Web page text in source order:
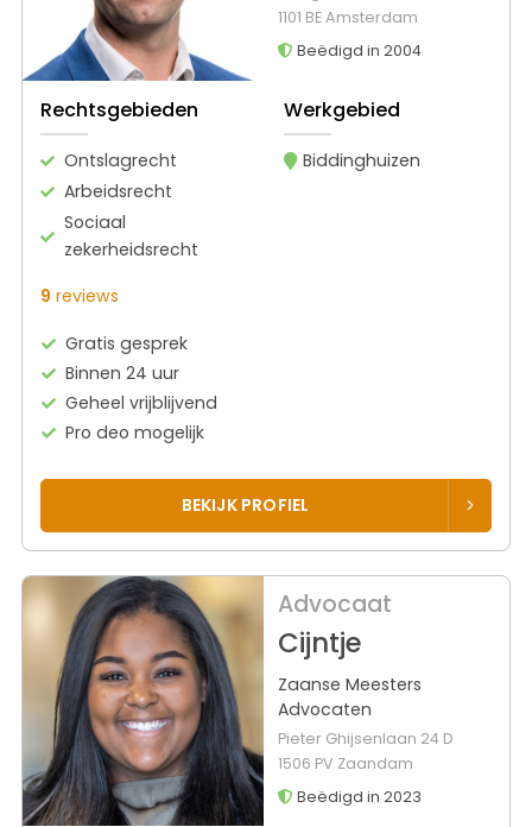
1101 BE Amsterdam
Beëdigd in 2004
Rechtsgebieden
Ontslagrecht
Arbeidsrecht
Sociaal
zekerheidsrecht
Werkgebied
Biddinghuizen
9 reviews
Gratis gesprek
Binnen 24 uur
Geheel vrijblijvend
Pro deo mogelijk
BEKIJK PROFIEL
Advocaat
Cijntje
Zaanse Meesters
Advocaten
Pieter Ghijsenlaan 24 D
1506 PV Zaandam
Beëdigd in 2023